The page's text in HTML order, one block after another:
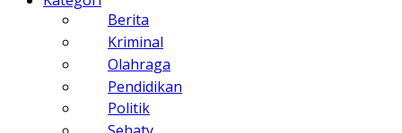
Berita
Kriminal
Olahraga
Pendidikan
Politik